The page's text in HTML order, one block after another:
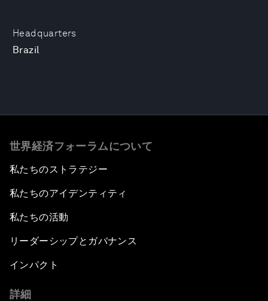
Headquarters
Brazil
世界経済フォーラムについて
私たちのストラテジー
私たちのアイデンティティ
私たちの活動
リーダーシップとガバナンス
インパクト
詳細